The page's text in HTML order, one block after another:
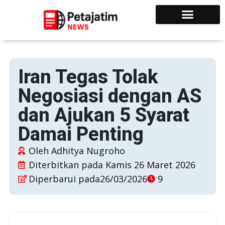
Iran Tegas Tolak
Negosiasi dengan AS
dan Ajukan 5 Syarat
Damai Penting
Oleh Adhitya Nugroho
Diterbitkan pada Kamis 26 Maret 2026
Diperbarui pada26/03/2026
9